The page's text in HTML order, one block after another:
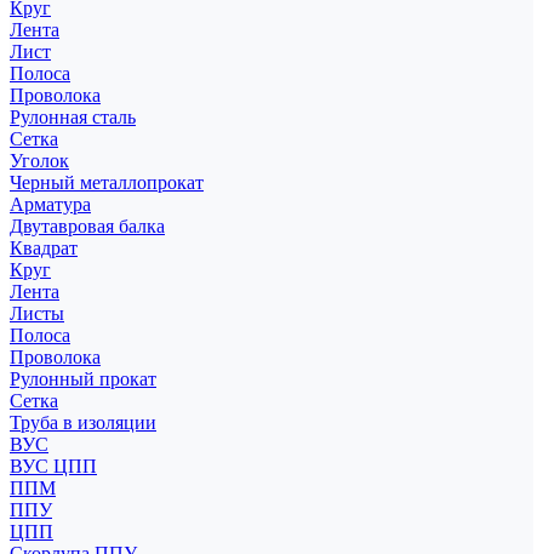
Круг
Лента
Лист
Полоса
Проволока
Рулонная сталь
Сетка
Уголок
Черный металлопрокат
Арматура
Двутавровая балка
Квадрат
Круг
Лента
Листы
Полоса
Проволока
Рулонный прокат
Сетка
Труба в изоляции
ВУС
ВУС ЦПП
ППМ
ППУ
ЦПП